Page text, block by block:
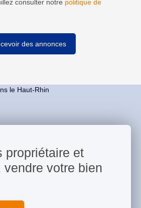
consulter notre politique de
des annonces
propriétaire et
vendre votre bien